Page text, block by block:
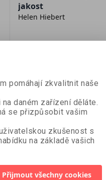
jakost
Helen Hiebert
pomáhají zkvalitnit naše
daném zařízení děláte.
se přizpůsobit vašim
zkušenost s
na základě vašich
Přijmout všechny cookies